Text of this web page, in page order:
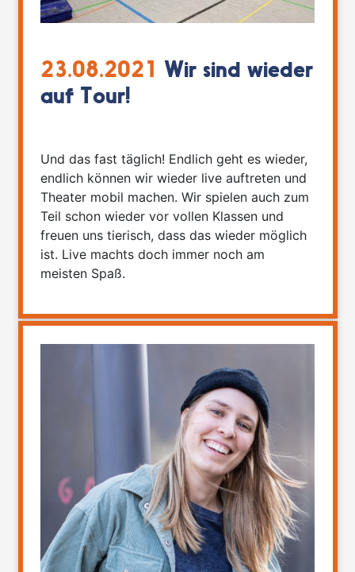
23.08.2021 Wir sind wieder
auf Tour!
Und das fast täglich! Endlich geht es wieder,
endlich können wir wieder live auftreten und
Theater mobil machen. Wir spielen auch zum
Teil schon wieder vor vollen Klassen und
freuen uns tierisch, dass das wieder möglich
ist. Live machts doch immer noch am
meisten Spaß.